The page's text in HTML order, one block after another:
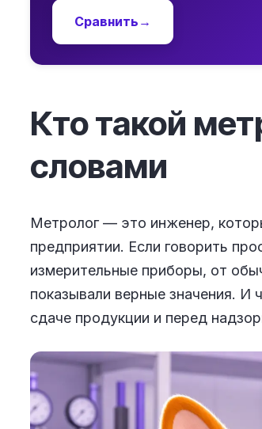
Сравнить →
Кто такой
словами
Метролог — это инженер,
предприятии. Если говорить
измерительные приборы, от
показывали верные значения.
сдаче продукции и перед